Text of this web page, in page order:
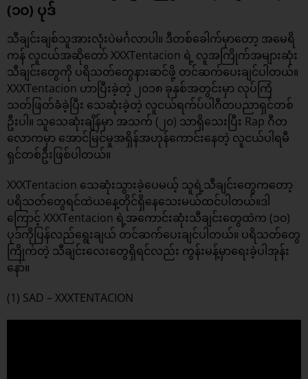
(၁၀) ပုဒ်
သီချင်းချစ်သူအားလုံးပဲမင်္ဂလာပါ။ ဒီတစ်ခေါက်မှာတော့ အမေရိ
ကန် လူငယ်အဆိုတော် XXXTentacion ရဲ့ လူအကြိုက်အများဆုံး
သီချင်းတွေကို ပရိသတ်တွေနားဆင်ဖို့ တင်ဆက်ပေးချင်ပါတယ်။
XXXTentacion ဟာပြီးခဲ့တဲ့ ၂၀၁၈ ခုနှစ်အတွင်းမှာ လုပ်ကြံ
သတ်ဖြတ်ခံခဲ့ပြီး သေဆုံးခဲ့တဲ့ လူငယ်ရက်ပ်ပါဂီတပညာရှင်တစ်
ဦးပါ။ သူသေဆုံးချိန်မှာ အသက် (၂၀) သာရှိသေးပြီး Rap ဂီတ
လောကမှာ အောင်မြင်မှုအရှိန်အဟုန်ကောင်းနေတဲ့ လူငယ်ပါရမီ
ရှင်တစ်ဦးဖြစ်ပါတယ်။
XXXTentacion သေဆုံးသွားခဲ့ပေမယ့် သူရဲ့သီချင်းတွေကတော့
ပရိသတ်တွေရင်ထဲယနေ့တိုင်ရှိနေသေးမယ်ထင်ပါတယ်။ဒါ
ကြောင့် XXXTentacion ရဲ့အကောင်းဆုံးသီချင်းတွေထဲက (၁၀)
ပုဒ်ကိုပြန်လည်ရွေးချယ် တင်ဆက်ပေးချင်ပါတယ်။ ပရိသတ်တွေ
ကြိုက်တဲ့ သီချင်းလေးတွေရှိရင်လည်း ကွန်းမန့်မှာရေးခဲ့ပါအုန်း
နော်။
(1) SAD – XXXTENTACION